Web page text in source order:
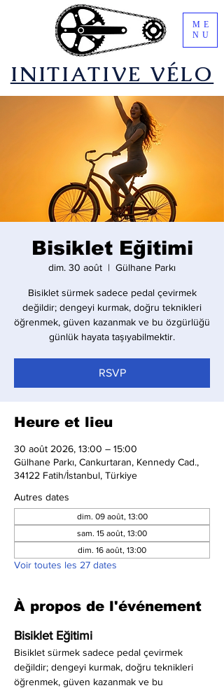
​INITIATIVE VÉLO
ME
NU
Bisiklet Eğitimi
dim. 30 août
  |
Gülhane Parkı
Bisiklet sürmek sadece pedal çevirmek
değildir; dengeyi kurmak, doğru teknikleri
öğrenmek, güven kazanmak ve bu özgürlüğü
günlük hayata taşıyabilmektir.
RSVP
Heure et lieu
30 août 2026, 13:00 – 15:00
Gülhane Parkı, Cankurtaran, Kennedy Cad.,
34122 Fatih/İstanbul, Türkiye
Autres dates
dim. 09 août, 13:00
sam. 15 août, 13:00
dim. 16 août, 13:00
Voir toutes les 27 dates
À propos de l'événement
Bisiklet Eğitimi
Bisiklet sürmek sadece pedal çevirmek
değildir; dengeyi kurmak, doğru teknikleri
öğrenmek, güven kazanmak ve bu